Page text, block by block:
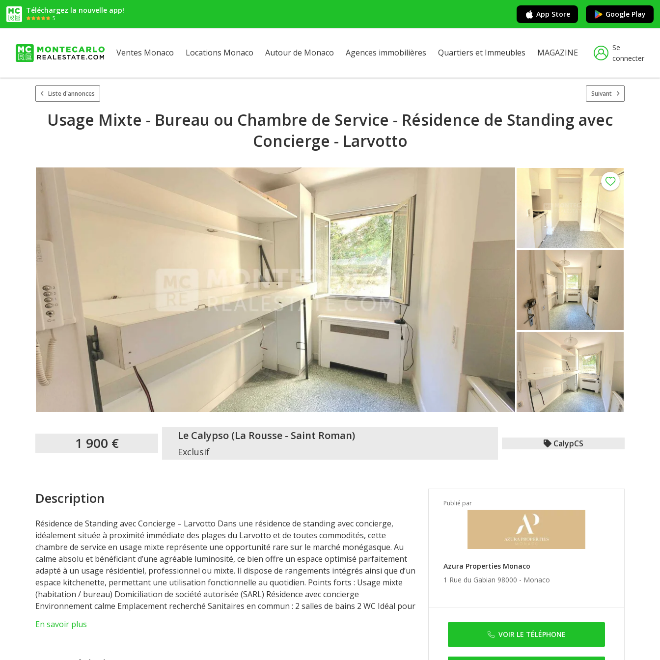
Téléchargez la nouvelle app!
5 App Store Google Play
Ventes Monaco Locations Monaco Autour de Monaco Agences immobilières Quartiers et Immeubles MAGAZINE
Se
connecter
Liste d'annonces Suivant
Usage Mixte - Bureau ou Chambre de Service - Résidence de Standing avec
Concierge - Larvotto
1 900 € Le Calypso (La Rousse - Saint Roman)
Exclusif
CalypCS
Publié par
Azura Properties Monaco
1 Rue du Gabian 98000 - Monaco
VOIR LE TÉLÉPHONE
Description
Résidence de Standing avec Concierge – Larvotto Dans une résidence de standing avec concierge,
idéalement située à proximité immédiate des plages du Larvotto et de toutes commodités, cette
chambre de service en usage mixte représente une opportunité rare sur le marché monégasque. Au
calme absolu et bénéficiant d’une agréable luminosité, ce bien offre un espace optimisé parfaitement
adapté à un usage résidentiel, professionnel ou mixte. Il dispose de rangements intégrés ainsi que d’un
espace kitchenette, permettant une utilisation fonctionnelle au quotidien. Points forts : Usage mixte
(habitation / bureau) Domiciliation de société autorisée (SARL) Résidence avec concierge
Environnement calme Emplacement recherché Sanitaires en commun : 2 salles de bains 2 WC Idéal pour
En savoir plus